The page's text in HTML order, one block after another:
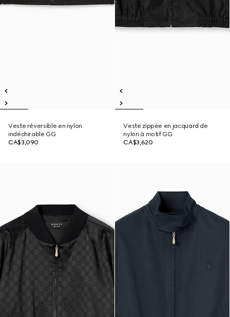
Veste réversible en nylon
indéchirable GG
CA$3,090
Veste zippée en jacquard de
nylon à motif GG
CA$3,620